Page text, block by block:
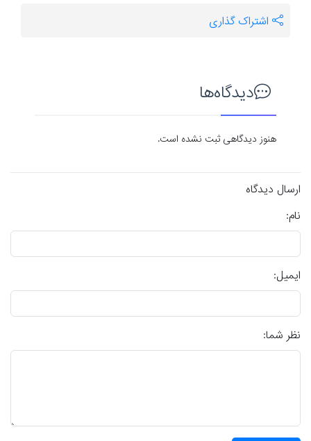
اشتراک گذاری
دیدگاه‌ها
هنوز دیدگاهی ثبت نشده است.
ارسال دیدگاه
نام:
ایمیل:
نظر شما: